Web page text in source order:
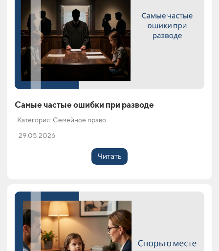
Самые частые ошибки при разводе
Категория: Семейное право
29.05.2026
Читать